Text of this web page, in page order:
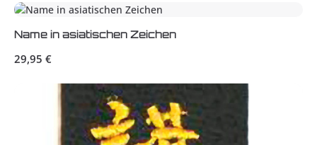
Name in asiatischen Zeichen
Regulärer Preis:
29,95 €